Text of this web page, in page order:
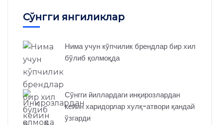
Сўнгги янгиликлар
Нима учун кўпчилик брендлар бир хил
бўлиб қолмоқда
Сўнгги йиллардаги инқирозлардан
кейин харидорлар хулқ-атвори қандай
ўзгарди